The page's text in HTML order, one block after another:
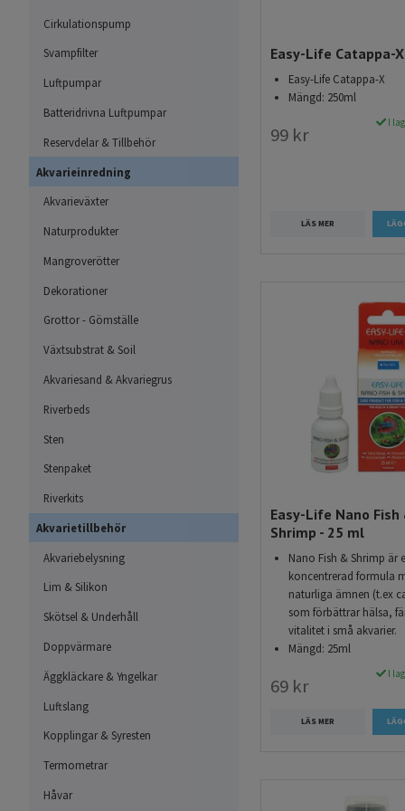
Cirkulationspump
Svampfilter
Luftpumpar
Batteridrivna Luftpumpar
Reservdelar & Tillbehör
Akvarieinredning
Akvarieväxter
Naturprodukter
Mangroverötter
Dekorationer
Grottor - Gömställe
Växtsubstrat & Soil
Akvariesand & Akvariegrus
Riverbeds
Sten
Stenpaket
Riverkits
Akvarietillbehör
Akvariebelysning
Lim & Silikon
Skötsel & Underhåll
Doppvärmare
Äggkläckare & Yngelkar
Luftslang
Kopplingar & Syresten
Termometrar
Håvar
var arsenik den
bergborrade
nitrat och koppar.
Vanliga
enskilda avlopp och
uppstå på naturlig
vattenledningar och
Olika typer av
Hos Akvarieimporten
förbättra vattnet i ditt
Easy-Life
och ammoniak.
Easy-Life
utan att färga
Easy-Life Voogle
använda
doserat för den nya
Preparaten
Easy-Life Catappa-
Easy-Life Catappa-X
Mängd: 250ml
99 kr
I
LÄS MER
Easy-Life Nano Fish
Shrimp - 25 ml
Nano Fish & Shrimp är
koncentrerad formula
naturliga ämnen (t.ex
som förbättrar hälsa,
vitalitet i små akvarier.
Mängd: 25ml
69 kr
I
LÄS MER